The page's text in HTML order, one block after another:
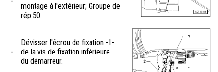
montage à l'extérieur; Groupe de
rép.50.
-
Dévisser l'écrou de fixation -1-
de la vis de fixation inférieure
du démarreur.